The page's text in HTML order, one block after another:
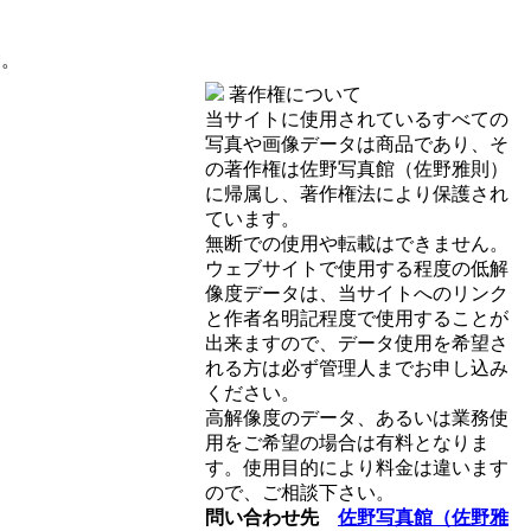
著作権について
当サイトに使用されているすべての
写真や画像データは商品であり、そ
の著作権は佐野写真館（佐野雅則）
に帰属し、著作権法により保護され
ています。
無断での使用や転載はできません。
ウェブサイトで使用する程度の低解
像度データは、当サイトへのリンク
と作者名明記程度で使用することが
出来ますので、データ使用を希望さ
れる方は必ず管理人までお申し込み
ください。
高解像度のデータ、あるいは業務使
用をご希望の場合は有料となりま
す。使用目的により料金は違います
ので、ご相談下さい。
問い合わせ先 佐野写真館（佐野雅